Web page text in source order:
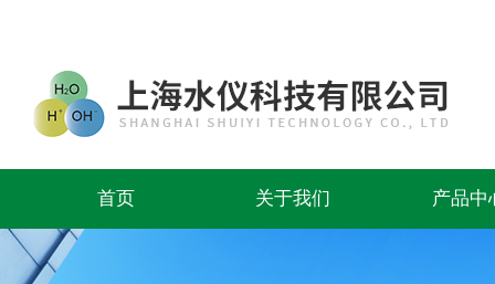
首页 关于我们 产品中